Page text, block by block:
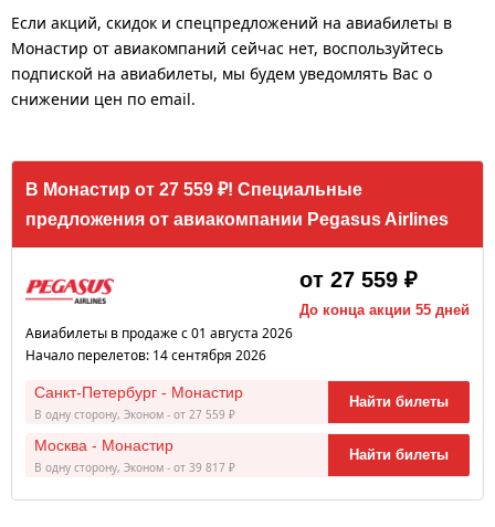
Если акций, скидок и спецпредложений на авиабилеты в
Монастир от авиакомпаний сейчас нет, воспользуйтесь
подпиской на авиабилеты, мы будем уведомлять Вас о
снижении цен по email.
В Монастир от 27 559 ₽! Специальные
предложения от авиакомпании Pegasus Airlines
от 27 559 ₽
До конца акции 55 дней
Авиабилеты в продаже с 01 августа 2026
Начало перелетов: 14 сентября 2026
Санкт-Петербург - Монастир
В одну сторону, Эконом - от 27 559 ₽
Найти билеты
Москва - Монастир
В одну сторону, Эконом - от 39 817 ₽
Найти билеты